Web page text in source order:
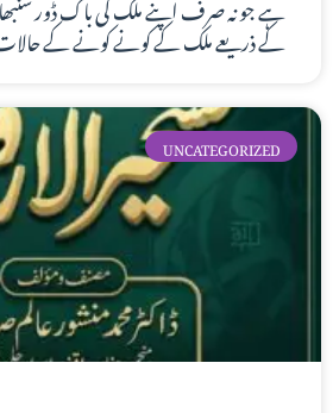
کے ذریعے ملک کے کونے کونے کے
UNCATEGORIZED